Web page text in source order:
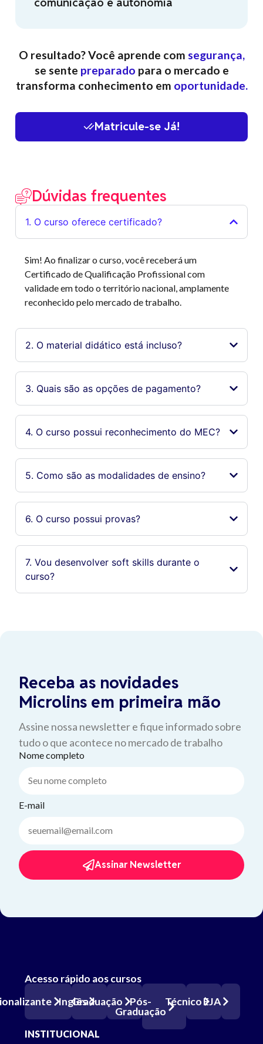
O resultado? Você aprende com segurança,
se sente preparado para o mercado e
transforma conhecimento em oportunidade.
Matricule-se Já!
Dúvidas frequentes
1. O curso oferece certificado?
Sim! Ao finalizar o curso, você receberá um
Certificado de Qualificação Profissional com
validade em todo o território nacional, amplamente
reconhecido pelo mercado de trabalho.
2. O material didático está incluso?
3. Quais são as opções de pagamento?
4. O curso possui reconhecimento do MEC?
5. Como são as modalidades de ensino?
6. O curso possui provas?
7. Vou desenvolver soft skills durante o
curso?
Receba as novidades
Microlins em primeira mão
Assine nossa newsletter e fique informado sobre
tudo o que acontece no mercado de trabalho
Nome completo
E-mail
Assinar Newsletter
Acesso rápido aos cursos
Inglês
Graduação
Pós-
Graduação
TécnicoEJA
INSTITUCIONAL